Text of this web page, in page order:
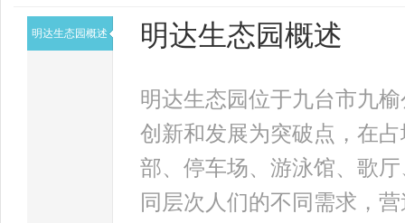
明达生态园概述 明达生态园概述
明达生态园位于九台市九
创新和发展为突破点，在
部、停车场、游泳馆、歌
同层次人们的不同需求，